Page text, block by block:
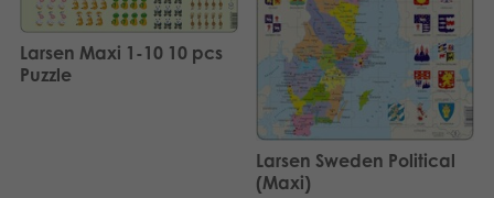
Larsen Maxi 1-10 10 pcs
Puzzle
Larsen Sweden Political
(Maxi)